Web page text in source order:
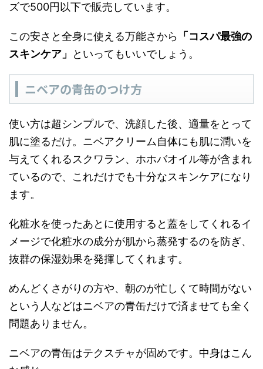
ズで500円以下で販売しています。
この安さと全身に使える万能さから 「コスパ最強の
スキンケア」
といってもいいでしょう。
ニベアの青缶のつけ方
使い方は超シンプルで、洗顔した後、適量をとって
肌に塗るだけ。ニベアクリーム自体にも肌に潤いを
与えてくれるスクワラン、ホホバオイル等が含まれ
ているので、これだけでも十分なスキンケアになり
ます。
化粧水を使ったあとに使用すると蓋をしてくれるイ
メージで化粧水の成分が肌から蒸発するのを防ぎ、
抜群の保湿効果を発揮してくれます。
めんどくさがりの方や、朝のが忙しくて時間がない
という人などはニベアの青缶だけで済ませても全く
問題ありません。
ニベアの青缶はテクスチャが固めです。中身はこん